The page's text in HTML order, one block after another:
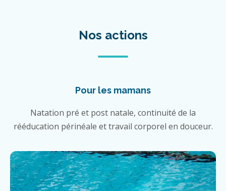
Nos actions
Pour les mamans
Natation pré et post natale, continuité de la
rééducation périnéale et travail corporel en douceur.